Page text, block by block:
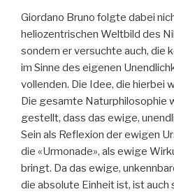
Giordano Bruno folgte dabei
heliozentrischen Weltbild des
sondern er versuchte auch, die
im Sinne des eigenen
vollenden. Die Idee, die hierbei
Die gesamte Naturphilosophie
gestellt, dass das ewige,
Sein als Reflexion der ewigen
die «Urmonade», als ewige
bringt. Da das ewige,
die absolute Einheit ist, ist auch